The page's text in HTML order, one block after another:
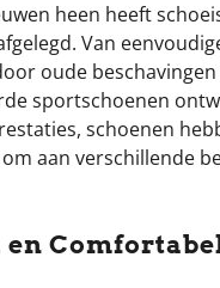
heen heeft
Van
oude
sportschoenen
schoenen
aan verschillende